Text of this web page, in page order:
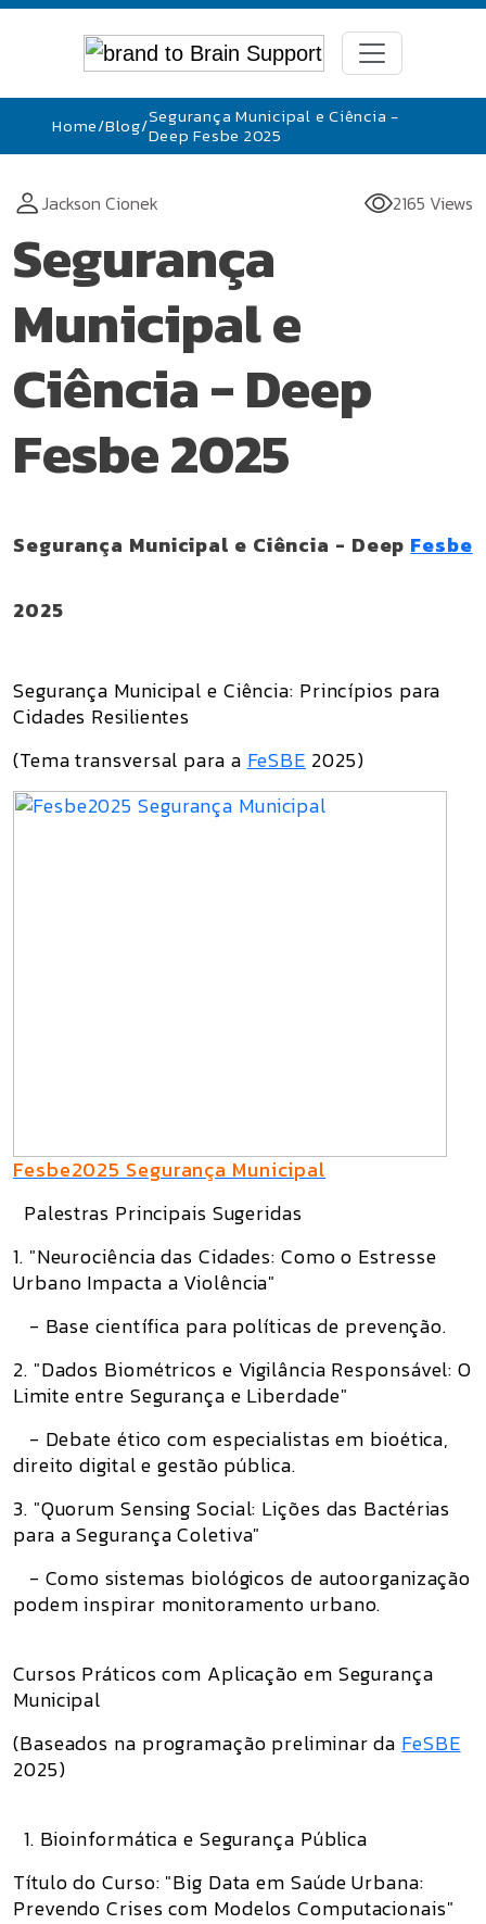
Home/Blog/Segurança Municipal e Ciência -
Deep Fesbe 2025
Jackson Cionek 2165 Views
Segurança
Municipal e
Ciência - Deep
Fesbe 2025
Segurança Municipal e Ciência - Deep Fesbe
2025
Segurança Municipal e Ciência: Princípios para
Cidades Resilientes
(Tema transversal para a FeSBE 2025)
Fesbe2025 Segurança Municipal
Palestras Principais Sugeridas
1. "Neurociência das Cidades: Como o Estresse
Urbano Impacta a Violência"
- Base científica para políticas de prevenção.
2. "Dados Biométricos e Vigilância Responsável: O
Limite entre Segurança e Liberdade"
- Debate ético com especialistas em bioética,
direito digital e gestão pública.
3. "Quorum Sensing Social: Lições das Bactérias
para a Segurança Coletiva"
- Como sistemas biológicos de autoorganização
podem inspirar monitoramento urbano.
Cursos Práticos com Aplicação em Segurança
Municipal
(Baseados na programação preliminar da FeSBE
2025)
1. Bioinformática e Segurança Pública
Título do Curso: "Big Data em Saúde Urbana:
Prevendo Crises com Modelos Computacionais"